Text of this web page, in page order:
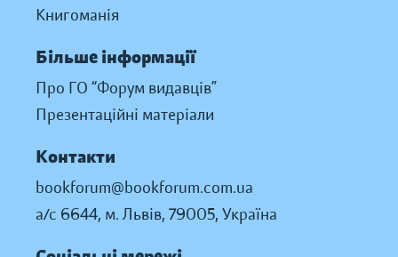
Книгоманія
Більше інформації
Про ГО “Форум видавців”
Презентаційні матеріали
Контакти
bookforum@bookforum.com.ua
а/с 6644, м. Львів, 79005, Україна